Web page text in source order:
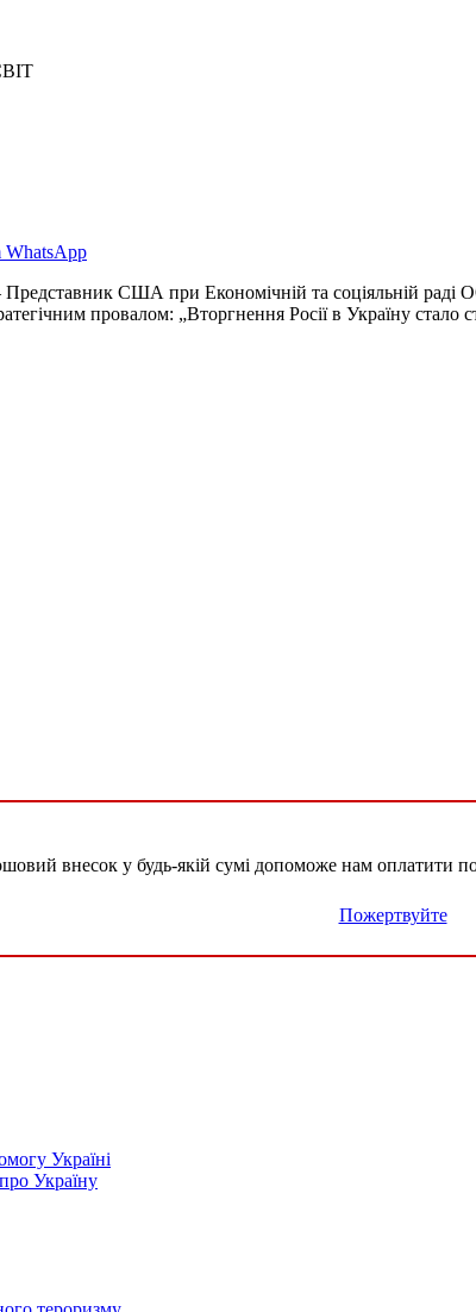
WhatsApp
США при Економічній та соціяльній раді
провалом: „Вторгнення Росії в Україну
внесок у будь-якій сумі допоможе нам оплатити
Пожертвуйте
Україні
Україну